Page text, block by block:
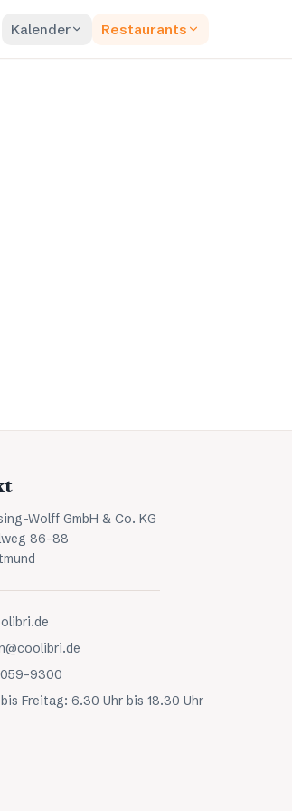
Kalender Restaurants
Wolff GmbH & Co. KG
86-88
9300
Freitag: 6.30 Uhr bis 18.30 Uhr